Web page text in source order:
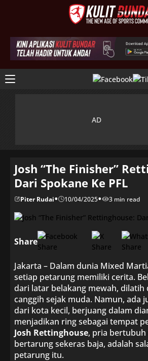
Josh “The Finisher”
Dari Spokane Ke PFL
Piter Rudai• 10/04/2025• 3 min read
Share
Jakarta – Dalam dunia Mixed
setiap petarung memiliki cerita.
dari latar belakang mewah, dilatih
canggih sejak muda. Namun, ada
dari kota kecil, berjuang dalam
menjadikan ring sebagai tempat
Josh Rettinghouse, pria
bertarung sekeras baja, adalah
petarung itu.